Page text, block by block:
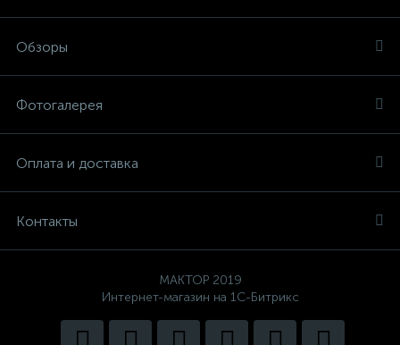
Обзоры
Фотогалерея
Оплата и доставка
Контакты
MAKTOP 2019
Интернет-магазин на 1С-Битрикс